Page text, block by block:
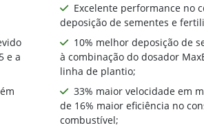
e a
Excelente performance no
deposição de sementes e
10% melhor deposição de
à combinação do dosador
linha de plantio;
33% maior velocidade em
de 16% maior eficiência no
combustível;